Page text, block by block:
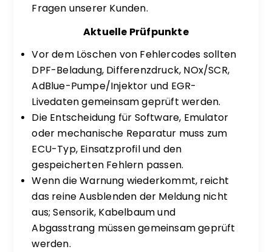
Fragen unserer Kunden.
Aktuelle Prüfpunkte
Vor dem Löschen von Fehlercodes sollten
DPF-Beladung, Differenzdruck, NOx/SCR,
AdBlue-Pumpe/Injektor und EGR-
Livedaten gemeinsam geprüft werden.
Die Entscheidung für Software, Emulator
oder mechanische Reparatur muss zum
ECU-Typ, Einsatzprofil und den
gespeicherten Fehlern passen.
Wenn die Warnung wiederkommt, reicht
das reine Ausblenden der Meldung nicht
aus; Sensorik, Kabelbaum und
Abgasstrang müssen gemeinsam geprüft
werden.